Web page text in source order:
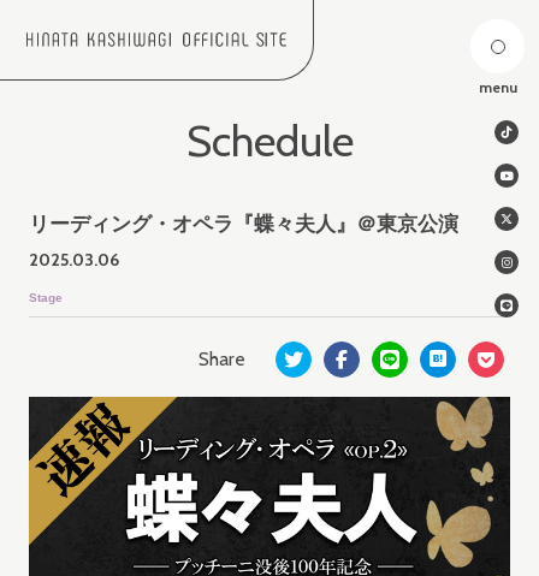
menu
Schedule
リーディング・オペラ『蝶々夫人』＠東京公演
2025.03.06
Stage